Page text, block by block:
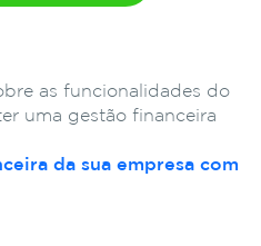
as funcionalidades do
uma gestão financeira
da sua empresa com